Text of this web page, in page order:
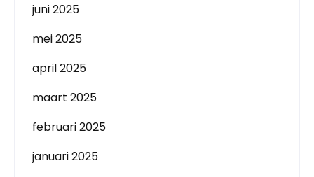
juni 2025
mei 2025
april 2025
maart 2025
februari 2025
januari 2025